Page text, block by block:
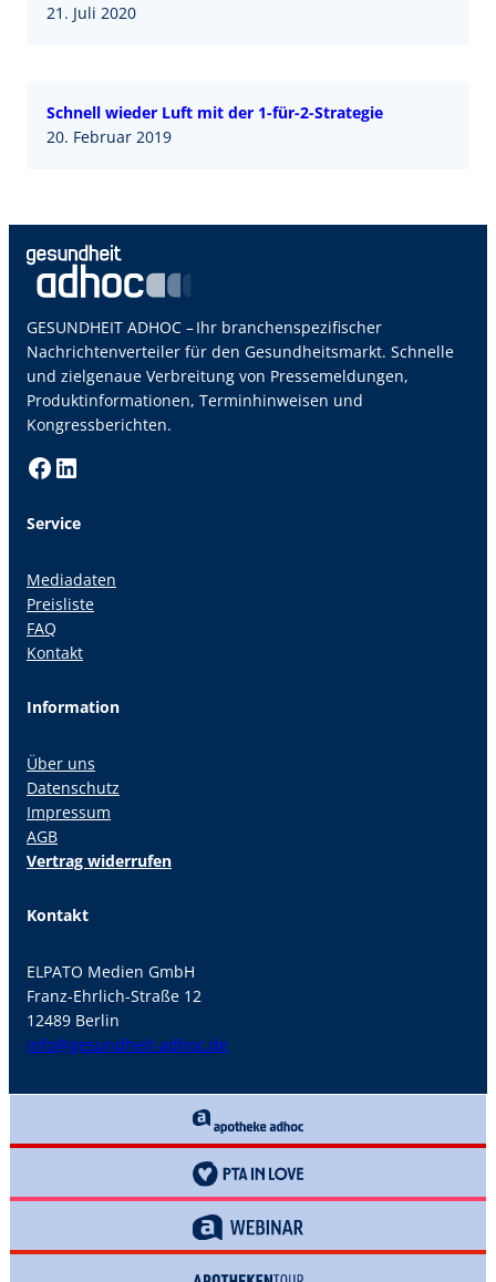
21. Juli 2020
Schnell wieder Luft mit der 1-für-2-Strategie
20. Februar 2019
GESUNDHEIT ADHOC – Ihr branchenspezifischer
Nachrichtenverteiler für den Gesundheitsmarkt. Schnelle
und zielgenaue Verbreitung von Pressemeldungen,
Produktinformationen, Terminhinweisen und
Kongressberichten.
Facebook LinkedIn
Service
Mediadaten
Preisliste
FAQ
Kontakt
Information
Über uns
Datenschutz
Impressum
AGB
Vertrag widerrufen
Kontakt
ELPATO Medien GmbH
Franz-Ehrlich-Straße 12
12489 Berlin
info@gesundheit-adhoc.de